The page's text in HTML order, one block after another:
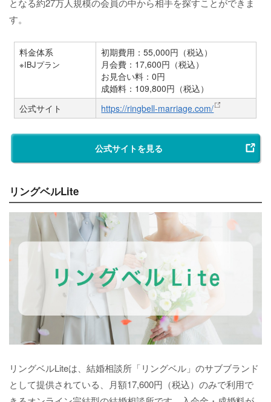
となる約27万人規模の会員の中から相手を探すことができま
す。
料金体系
※IBJプラン
初期費用：55,000円（税込）
月会費：17,600円（税込）
お見合い料：0円
成婚料：109,800円（税込）
公式サイト
https://ringbell-marriage.com/
公式サイトを見る
リングベルLite
リングベルLiteは、結婚相談所「リングベル」のサブブランド
として提供されている、月額17,600円（税込）のみで利用で